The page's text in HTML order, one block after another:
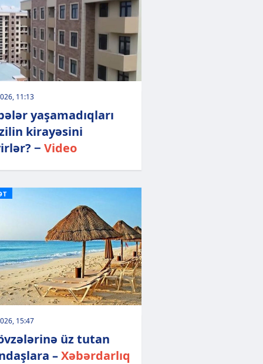
11:13
yaşamadıqları
kirayəsini
− Video
15:47
üz tutan
–Xəbərdarlıq